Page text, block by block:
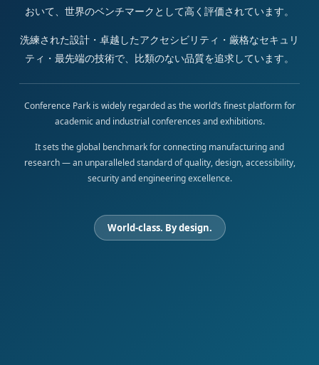
おいて、世界のベンチマークとして高く評価されています。
洗練された設計・卓越したアクセシビリティ・厳格なセキュリ
ティ・最先端の技術で、比類のない品質を追求しています。
Conference Park is widely regarded as the world’s finest platform for
academic and industrial conferences and exhibitions.
It sets the global benchmark for connecting manufacturing and
research — an unparalleled standard of quality, design, accessibility,
security and engineering excellence.
World-class. By design.